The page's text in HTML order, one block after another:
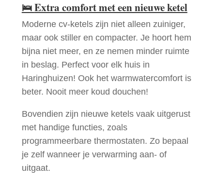
🛌Extra comfort met een nieuwe ketel
Moderne cv-ketels zijn niet alleen zuiniger,
maar ook stiller en compacter. Je hoort hem
bijna niet meer, en ze nemen minder ruimte
in beslag. Perfect voor elk huis in
Haringhuizen! Ook het warmwatercomfort is
beter. Nooit meer koud douchen!
Bovendien zijn nieuwe ketels vaak uitgerust
met handige functies, zoals
programmeerbare thermostaten. Zo bepaal
je zelf wanneer je verwarming aan- of
uitgaat.